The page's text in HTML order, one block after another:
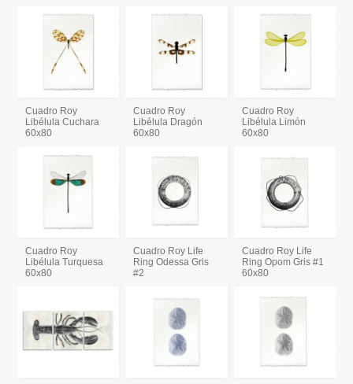
Cuadro Roy
Libélula Cuchara
60x80
Cuadro Roy
Libélula Dragón
60x80
Cuadro Roy
Libélula Limón
60x80
Cuadro Roy
Libélula Turquesa
60x80
Cuadro Roy Life
Ring Odessa Gris
#2
Cuadro Roy Life
Ring Opom Gris #1
60x80